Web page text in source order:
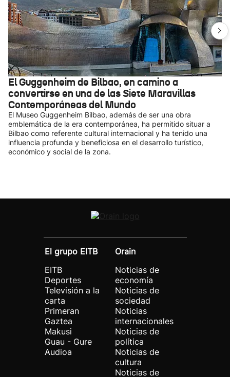
El Guggenheim de Bilbao, en camino a
convertirse en una de las Siete Maravillas
Contemporáneas del Mundo
El Museo Guggenheim Bilbao, además de ser una obra
emblemática de la era contemporánea, ha permitido situar a
Bilbao como referente cultural internacional y ha tenido una
influencia profunda y beneficiosa en el desarrollo turístico,
económico y social de la zona.
El grupo EITB
EITB
Deportes
Televisión a la
carta
Primeran
Gaztea
Makusi
Guau - Gure
Audioa
Orain
Noticias de
economía
Noticias de
sociedad
Noticias
internacionales
Noticias de
política
Noticias de
cultura
Noticias de